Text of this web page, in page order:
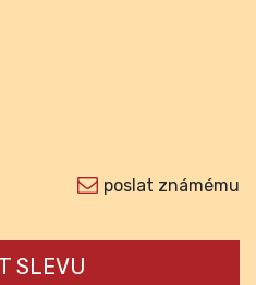
poslat známému
SLEVU